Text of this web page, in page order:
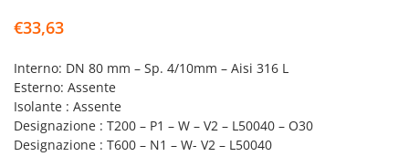
€33,63
Interno: DN 80 mm – Sp. 4/10mm – Aisi 316 L
Esterno: Assente
Isolante : Assente
Designazione : T200 – P1 – W – V2 – L50040 – O30
Designazione : T600 – N1 – W- V2 – L50040